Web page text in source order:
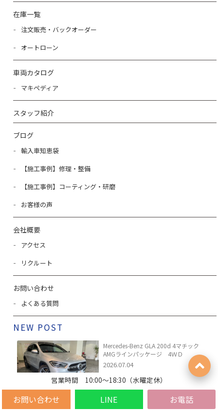
営業時間 10:00～18:30（水曜定休）
お問い合わせ LINE
在庫一覧
注文販売・バックオーダー
オートローン
車両カタログ
マキペディア
スタッフ紹介
ブログ
輸入車知恵袋
【施工事例】修理・整備
【施工事例】コーティング・研磨
お客様の声
会社概要
アクセス
リクルート
お問い合わせ
よくある質問
NEW POST
Mercedes-Benz GLA 200d 4マチック
AMGラインパッケージ 4ＷＤ
2026.07.04
Mercedes-Benz GLA 200d 4マチック